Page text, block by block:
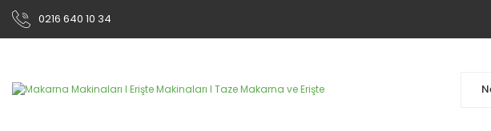
0216 640 10 34